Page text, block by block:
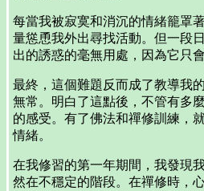
每當我被寂寞和消沉的情緒籠罩
量慫恿我外出尋找活動。但一段
出的誘惑的毫無用處，因為它只
最終，這個難題反而成了教導我
無常。明白了這點後，不管有多
的感受。有了佛法和禪修訓練，
情緒。
在我修習的第一年期間，我發現
然在不穩定的階段。在禪修時，